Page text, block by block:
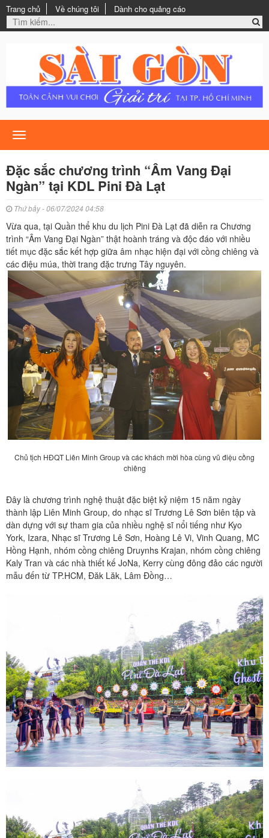
Trang chủ Về chúng tôi Dành cho quảng cáo
Toggle
navigation
Đặc sắc chương trình “Âm Vang Đại
Ngàn” tại KDL Pini Đà Lạt
Thứ bảy - 06/07/2024 04:58
Vừa qua, tại Quần thể khu du lịch Pini Đà Lạt đã diễn ra Chương
trình “Âm Vang Đại Ngàn” thật hoành tráng và độc đáo với nhiều
tiết mục đặc sắc kết hợp giữa âm nhạc hiện đại với cồng chiêng và
các điệu múa, thời trang đặc trưng Tây nguyên.
Chủ tịch HĐQT Liên Minh Group và các khách mời hòa cùng vũ điệu cồng
chiêng
Đây là chương trình nghệ thuật đặc biệt kỷ niệm 15 năm ngày
thành lập Liên Minh Group, do nhạc sĩ Trương Lê Sơn biên tập và
dàn dựng với sự tham gia của nhiều nghệ sĩ nổi tiếng như Kyo
York, Izara, Nhạc sĩ Trương Lê Sơn, Hoàng Lê Vi, Vinh Quang, MC
Hồng Hạnh, nhóm cồng chiêng Druynhs Krajan, nhóm cồng chiêng
Kaly Tran và các nhà thiết kế JoNa, Kerry cùng đông đảo các người
mẫu đến từ TP.HCM, Đăk Lăk, Lâm Đồng…